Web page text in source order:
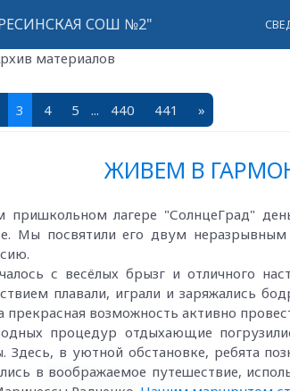
СОШ №2"
материалов
3 4 5 ... 440 441 »
ЖИВЕМ В
пришкольном лагере "СолнцеГрад"
Мы посвятили его двум
с весёлых брызг и отличного
плавали, играли и заряжались
прекрасная возможность активно
процедур отдыхающие
Здесь, в уютной обстановке, ребята
в воображаемое путешествие,